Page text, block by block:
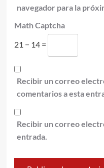
navegador para la
Math Captcha
21 − 14 =
Recibir un correo
comentarios a esta
Recibir un correo
entrada.